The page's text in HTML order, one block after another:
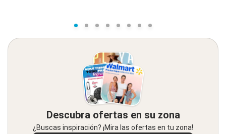
Descubra ofertas en su zona
¿Buscas inspiración? ¡Mira las ofertas en tu zona!